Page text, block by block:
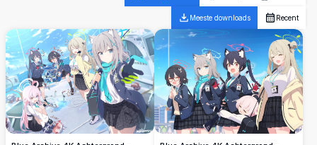
Meeste downloads Recent